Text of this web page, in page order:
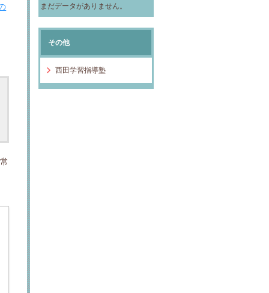
まだデータがありません。
その他
西田学習指導塾